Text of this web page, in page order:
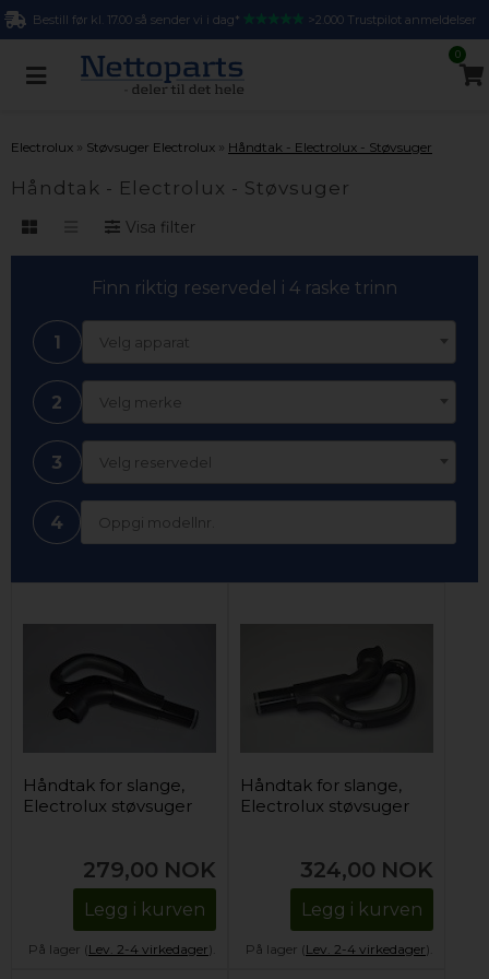
Bestill før kl. 17.00 så sender vi i dag* >2.000 Trustpilot anmeldelser
0
Electrolux » Støvsuger Electrolux » Håndtak - Electrolux - Støvsuger
Håndtak - Electrolux - Støvsuger
Visa filter
Finn riktig reservedel i 4 raske trinn
1 Velg apparat
2 Velg merke
3 Velg reservedel
4
Håndtak for slange,
Electrolux støvsuger
279,00 NOK
Legg i kurven
På lager (Lev. 2-4 virkedager).
Håndtak for slange,
Electrolux støvsuger
324,00 NOK
Legg i kurven
På lager (Lev. 2-4 virkedager).